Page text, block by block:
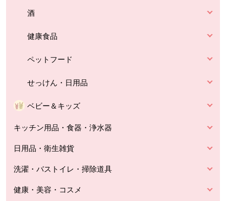
酒
健康食品
ペットフード
せっけん・日用品
ベビー＆キッズ
キッチン用品・食器・浄水器
日用品・衛生雑貨
洗濯・バストイレ・掃除道具
健康・美容・コスメ